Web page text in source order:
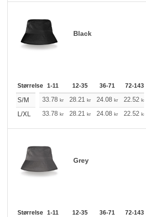
Black
Størrelse 1-11 12-35 36-71 72-143
S/M 33.78 kr 28.21 kr 24.08 kr 22.52 kr
L/XL
33.78 kr 28.21 kr 24.08 kr 22.52 kr
Grey
Størrelse 1-11 12-35 36-71 72-143